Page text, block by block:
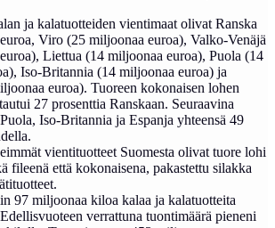
ja kalatuotteiden vientimaat olivat Ranska
Viro (25 miljoonaa euroa), Valko-Venäjä
Liettua (14 miljoonaa euroa), Puola (14
Iso-Britannia (14 miljoonaa euroa) ja
euroa). Tuoreen kokonaisen lohen
27 prosenttia Ranskaan. Seuraavina
Iso-Britannia ja Espanja yhteensä 49
vientituotteet Suomesta olivat tuore lohi
fileenä että kokonaisena, pakastettu silakka
97 miljoonaa kiloa kalaa ja kalatuotteita
verrattuna tuontimäärä pieneni